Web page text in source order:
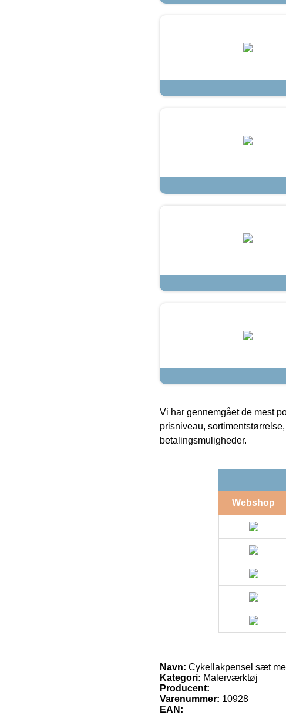
Vi har gennemgået de mest
prisniveau,
betalingsmuligheder.
Webshop
Navn: Cykellakpensel sæt
Kategori: Malerværktøj
Producent:
Varenummer: 10928
EAN: